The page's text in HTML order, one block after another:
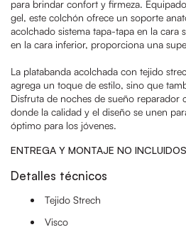
para brindar confort y firmeza.
gel, este colchón ofrece un soporte
acolchado sistema tapa-tapa en la cara
en la cara inferior, proporciona una
La platabanda acolchada con tejido
agrega un toque de estilo, sino que
Disfruta de noches de sueño reparador
donde la calidad y el diseño se unen
óptimo para los jóvenes.
ENTREGA Y MONTAJE NO
Detalles técnicos
Tejido Strech
Visco